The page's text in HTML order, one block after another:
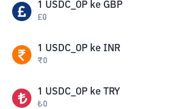
1 USDC_OP ke GBP
£0
1 USDC_OP ke INR
₹0
1 USDC_OP ke TRY
₺0